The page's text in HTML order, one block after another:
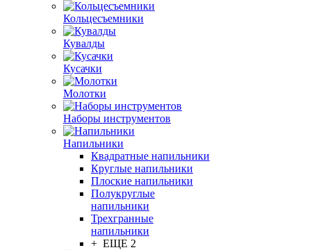
Кольцесъемники
Кувалды
Кусачки
Молотки
Наборы инструментов
Напильники
Квадратные напильники
Круглые напильники
Плоские напильники
Полукруглые
напильники
Трехгранные
напильники
+ ЕЩЕ 2